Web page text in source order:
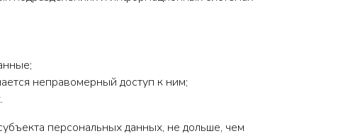
неправомерный доступ к ним;
персональных данных, не дольше, чем